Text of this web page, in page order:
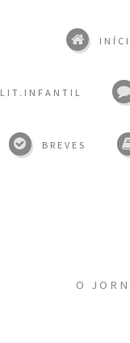
LIT.INFANTIL
BREVES
O